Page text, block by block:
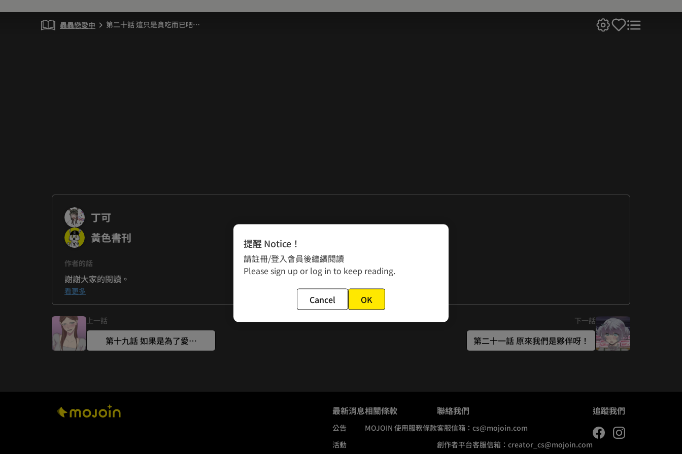
蟲蟲戀愛中 chevron_right 第二十話 這只是貪吃而已吧…
丁可
黃色書刊
作者的話
看更多
上一話
第十九話 如果是為了愛…
下一話
第二十一話 原來我們是夥伴呀！
最新消息
公告
活動
相關條款
MOJOIN 使用服務條款
聯絡我們
客服信箱： cs@mojoin.com
創作者平台客服信箱： creator_cs@mojoin.com
追蹤我們
提醒 Notice！
請註冊/登入會員後繼續閱讀
Please sign up or log in to keep reading.
Cancel OK